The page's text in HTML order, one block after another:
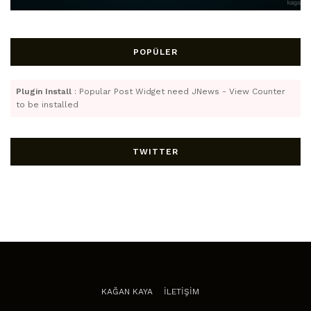
POPÜLER
Plugin Install : Popular Post Widget need JNews - View Counter
to be installed
TWITTER
KAĞAN KAYA İLETİŞİM